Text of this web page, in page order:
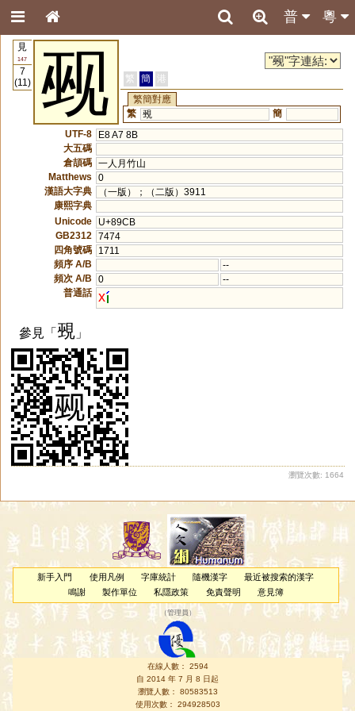
粵
普
見
147
7
(11)
觋 繁 簡
港
繁簡對應
繁 覡
簡
UTF-8
E8 A7 8B
大五碼
倉頡碼 一人月竹山
Matthews
0
漢語大字典
（一版）；（二版）3911
康熙字典
Unicode
U+89CB
GB2312
7474
四角號碼
1711
頻序 A/B
--
頻次 A/B
0
--
普通話 x
參見「覡」
瀏覽次數: 1664
新手入門 使用凡例 字庫統計 隨機漢字
最近被搜索的漢字
鳴謝
製作單位 私隱政策 免責聲明 意見簿
（管理員 ）
在線人數： 2594
自 2014 年 7 月 8 日起
瀏覽人數： 80583513
使用次數： 294928503